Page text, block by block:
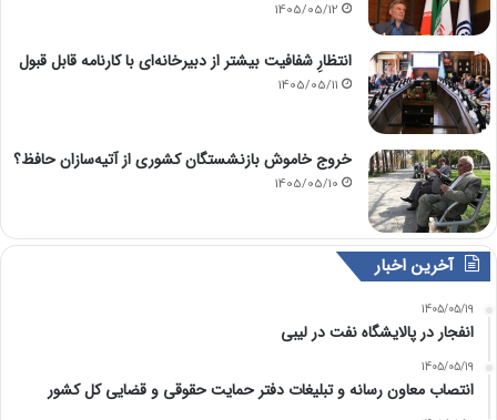
1405/05/12
انتظارِ شفافیت بیشتر از دبیرخانه‌ای با کارنامه قابل قبول
1405/05/11
خروج خاموش بازنشستگان کشوری از آتیه‌سازان حافظ؟
1405/05/10
آخرین اخبار
1405/05/19
انفجار در پالایشگاه نفت در لیبی
1405/05/19
انتصاب معاون رسانه و تبلیغات دفتر حمایت حقوقی و قضایی کل کشور